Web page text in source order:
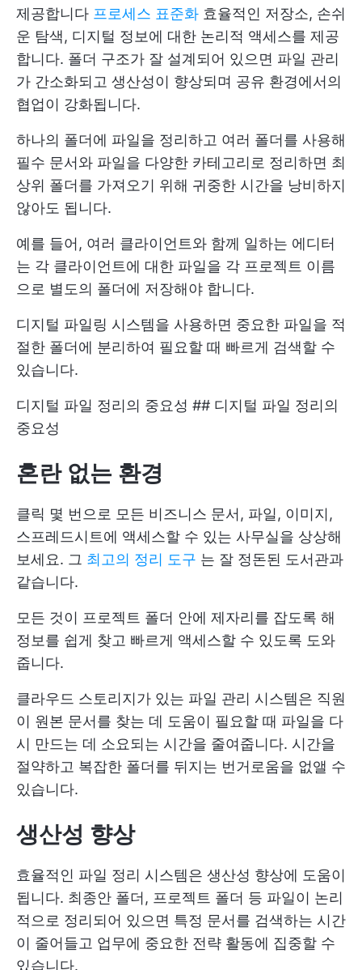
제공합니다 프로세스 표준화 효율적인 저장소, 손쉬
운 탐색, 디지털 정보에 대한 논리적 액세스를 제공
합니다. 폴더 구조가 잘 설계되어 있으면 파일 관리
가 간소화되고 생산성이 향상되며 공유 환경에서의
협업이 강화됩니다.
하나의 폴더에 파일을 정리하고 여러 폴더를 사용해
필수 문서와 파일을 다양한 카테고리로 정리하면 최
상위 폴더를 가져오기 위해 귀중한 시간을 낭비하지
않아도 됩니다.
예를 들어, 여러 클라이언트와 함께 일하는 에디터
는 각 클라이언트에 대한 파일을 각 프로젝트 이름
으로 별도의 폴더에 저장해야 합니다.
디지털 파일링 시스템을 사용하면 중요한 파일을 적
절한 폴더에 분리하여 필요할 때 빠르게 검색할 수
있습니다.
디지털 파일 정리의 중요성 ## 디지털 파일 정리의
중요성
혼란 없는 환경
클릭 몇 번으로 모든 비즈니스 문서, 파일, 이미지,
스프레드시트에 액세스할 수 있는 사무실을 상상해
보세요. 그 최고의 정리 도구 는 잘 정돈된 도서관과
같습니다.
모든 것이 프로젝트 폴더 안에 제자리를 잡도록 해
정보를 쉽게 찾고 빠르게 액세스할 수 있도록 도와
줍니다.
클라우드 스토리지가 있는 파일 관리 시스템은 직원
이 원본 문서를 찾는 데 도움이 필요할 때 파일을 다
시 만드는 데 소요되는 시간을 줄여줍니다. 시간을
절약하고 복잡한 폴더를 뒤지는 번거로움을 없앨 수
있습니다.
생산성 향상
효율적인 파일 정리 시스템은 생산성 향상에 도움이
됩니다. 최종안 폴더, 프로젝트 폴더 등 파일이 논리
적으로 정리되어 있으면 특정 문서를 검색하는 시간
이 줄어들고 업무에 중요한 전략 활동에 집중할 수
있습니다.